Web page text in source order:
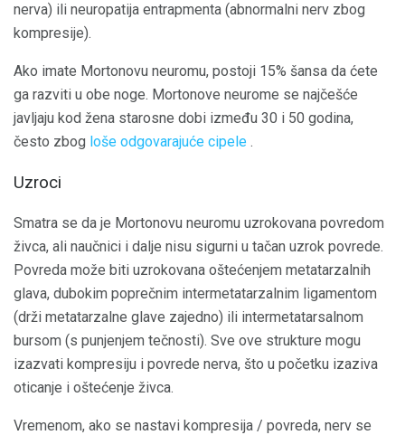
nerva) ili neuropatija entrapmenta (abnormalni nerv zbog
kompresije).
Ako imate Mortonovu neuromu, postoji 15% šansa da ćete
ga razviti u obe noge. Mortonove neurome se najčešće
javljaju kod žena starosne dobi između 30 i 50 godina,
često zbog loše odgovarajuće cipele .
Uzroci
Smatra se da je Mortonovu neuromu uzrokovana povredom
živca, ali naučnici i dalje nisu sigurni u tačan uzrok povrede.
Povreda može biti uzrokovana oštećenjem metatarzalnih
glava, dubokim poprečnim intermetatarzalnim ligamentom
(drži metatarzalne glave zajedno) ili intermetatarsalnom
bursom (s punjenjem tečnosti). Sve ove strukture mogu
izazvati kompresiju i povrede nerva, što u početku izaziva
oticanje i oštećenje živca.
Vremenom, ako se nastavi kompresija / povreda, nerv se